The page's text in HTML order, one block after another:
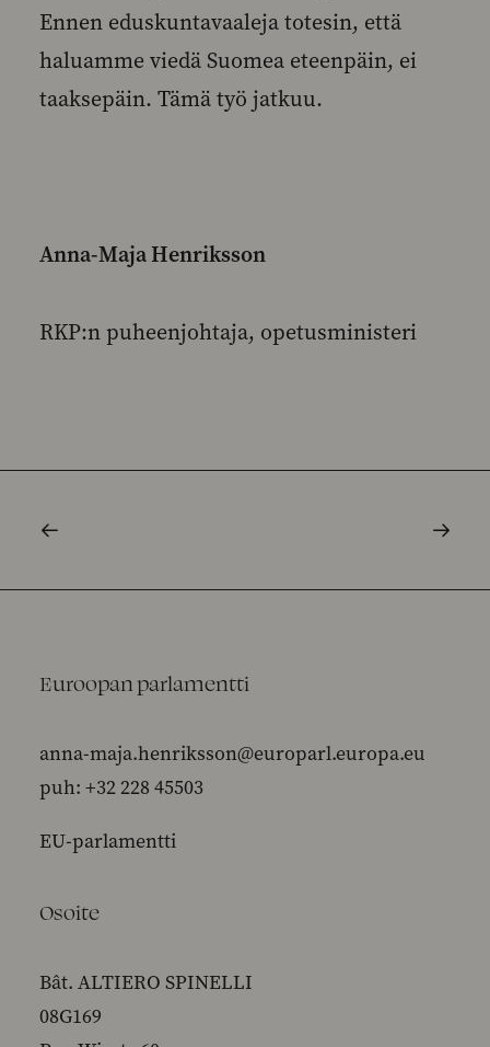
Ennen eduskuntavaaleja totesin, että
haluamme viedä Suomea eteenpäin, ei
taaksepäin. Tämä työ jatkuu.
Anna-Maja Henriksson
RKP:n puheenjohtaja, opetusministeri
Euroopan parlamentti
anna-maja.henriksson@europarl.europa.eu
puh: +32 228 45503
EU-parlamentti
Osoite
Bât. ALTIERO SPINELLI
08G169